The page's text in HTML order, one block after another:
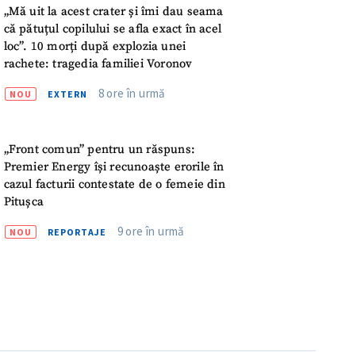
„Mă uit la acest crater și îmi dau seama
că pătuțul copilului se afla exact în acel
loc”. 10 morți după explozia unei
rachete: tragedia familiei Voronov
NOU EXTERN 8 ore în urmă
„Front comun” pentru un răspuns:
Premier Energy își recunoaște erorile în
cazul facturii contestate de o femeie din
Pitușca
NOU REPORTAJE 9 ore în urmă